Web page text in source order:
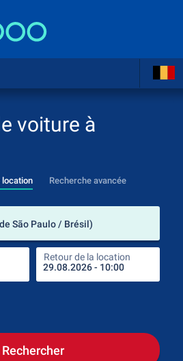
voiture à
location Recherche avancée
São Paulo / Brésil)
Retour de la location
Rechercher